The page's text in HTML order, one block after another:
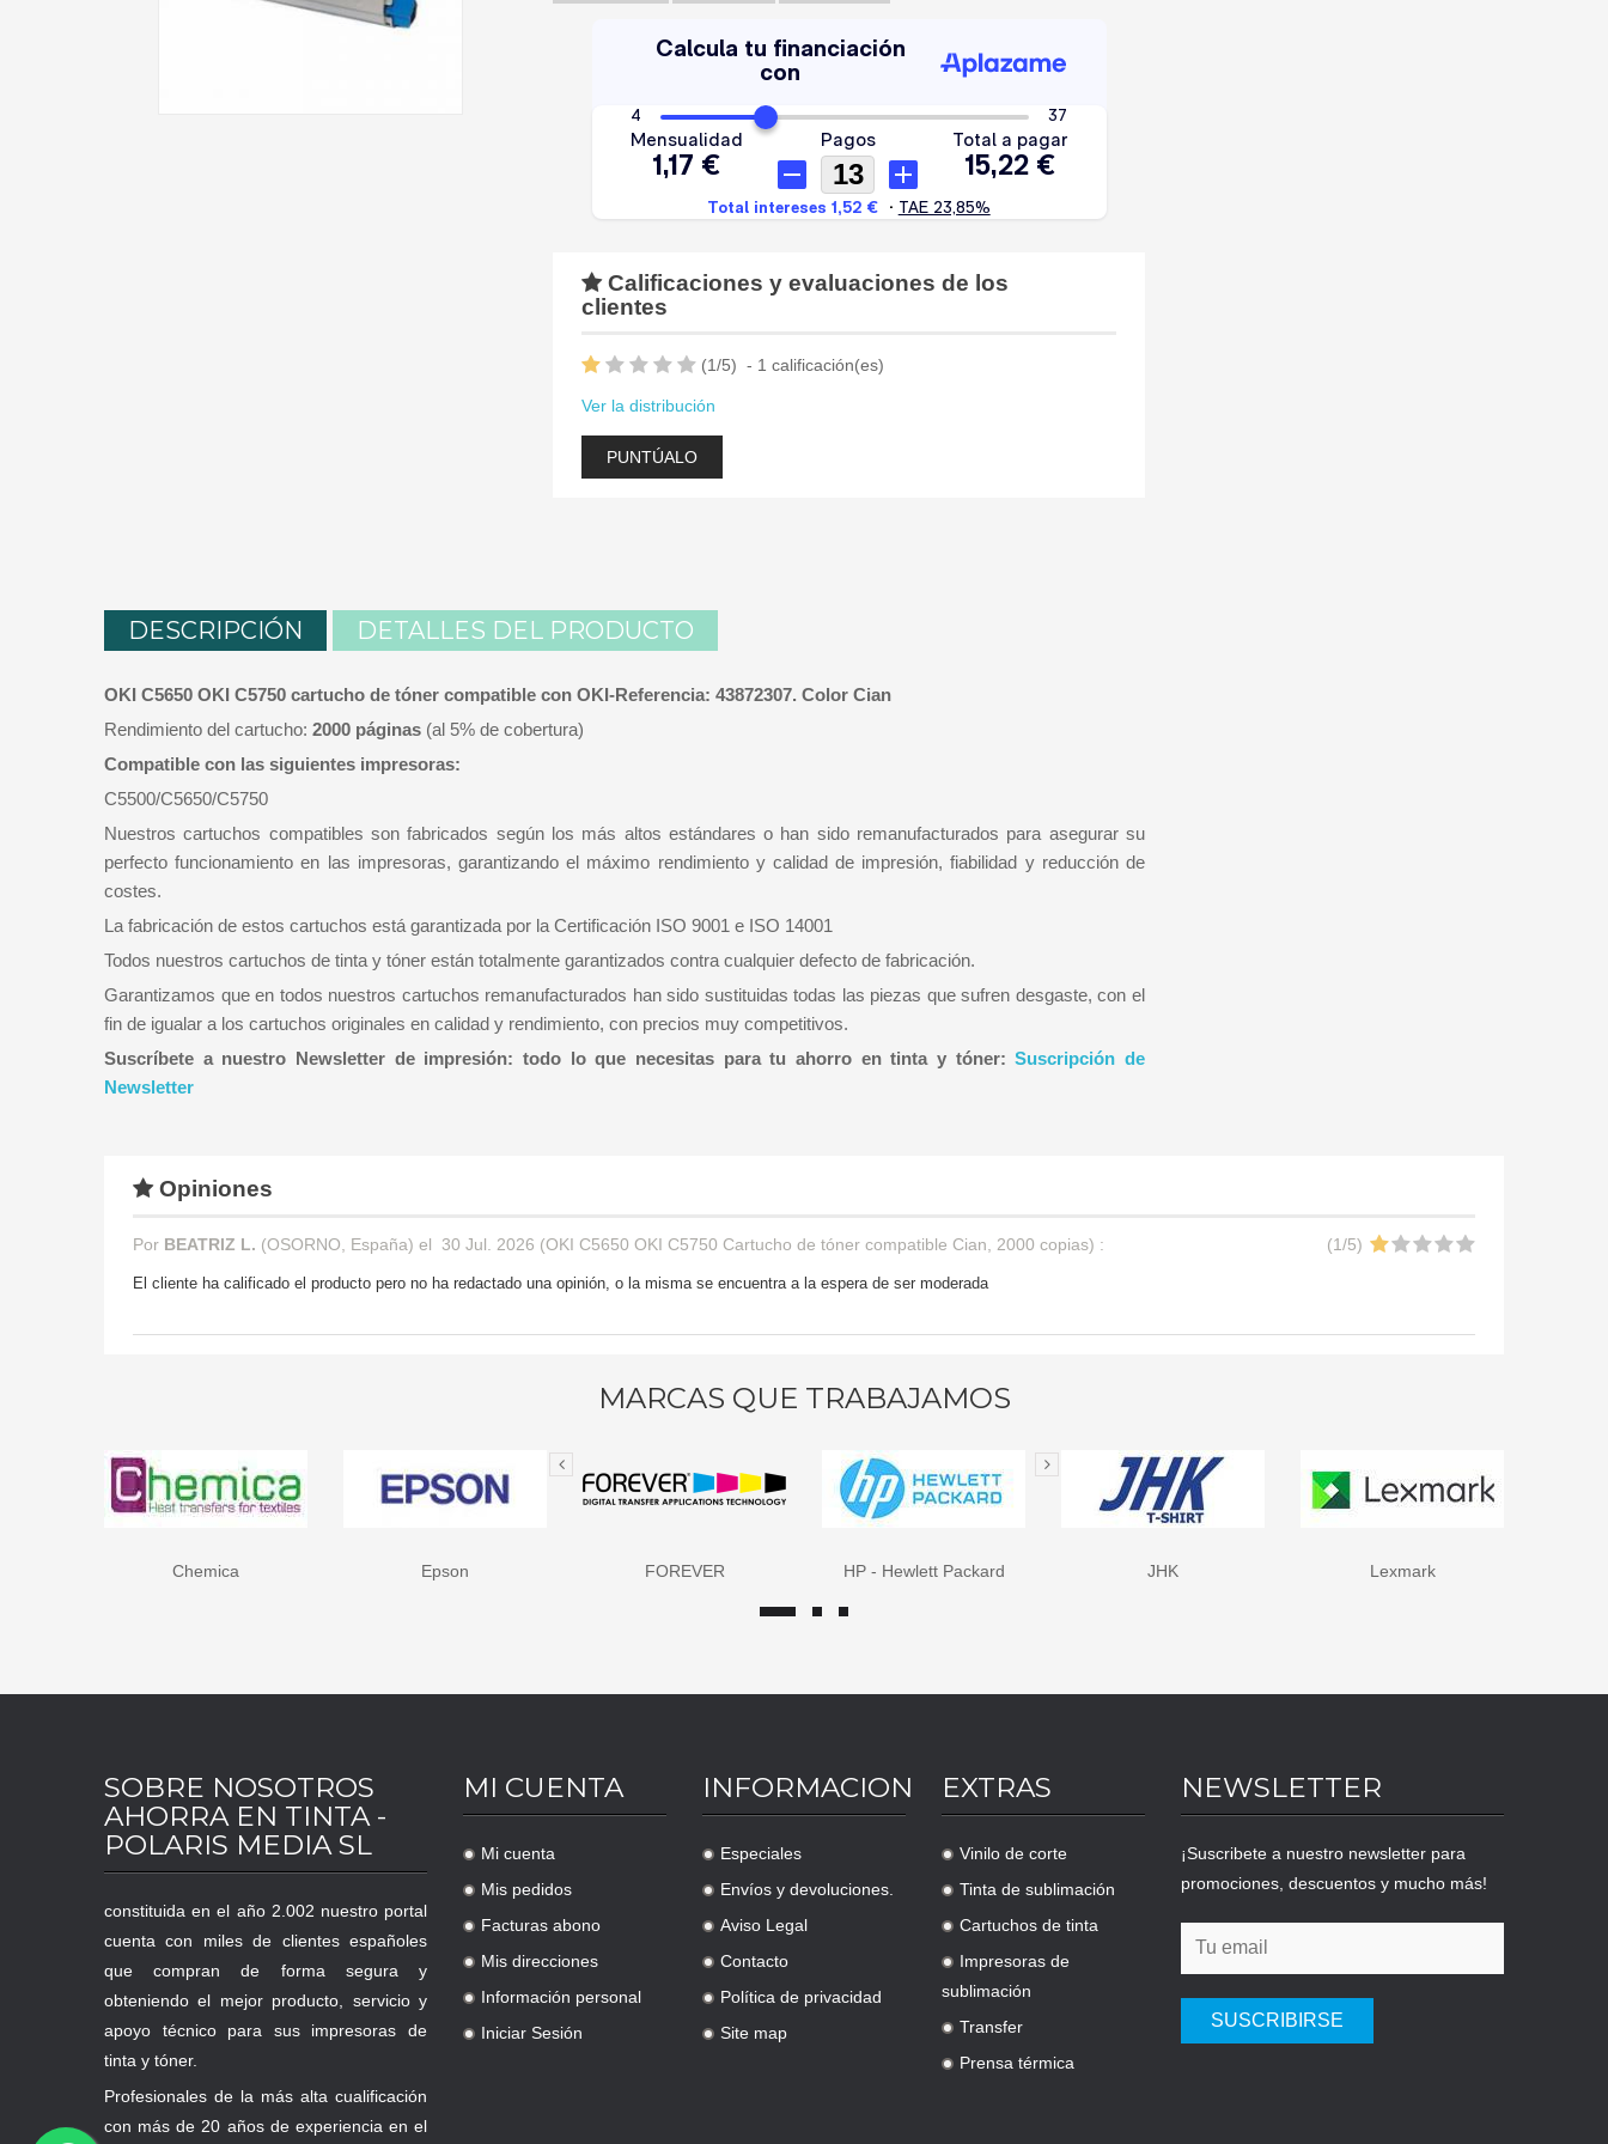
Calificaciones y evaluaciones de los
clientes
(1/5) - 1 calificación(es)
Ver la distribución
PUNTÚALO
DESCRIPCIÓN DETALLES DEL PRODUCTO
OKI C5650 OKI C5750 cartucho de tóner compatible con OKI-Referencia: 43872307. Color Cian
Rendimiento del cartucho: 2000 páginas (al 5% de cobertura)
Compatible con las siguientes impresoras:
C5500/C5650/C5750
Nuestros cartuchos compatibles son fabricados según los más altos estándares o han sido remanufacturados para asegurar su
perfecto funcionamiento en las impresoras, garantizando el máximo rendimiento y calidad de impresión, fiabilidad y reducción de
costes.
La fabricación de estos cartuchos está garantizada por la Certificación ISO 9001 e ISO 14001
Todos nuestros cartuchos de tinta y tóner están totalmente garantizados contra cualquier defecto de fabricación.
Garantizamos que en todos nuestros cartuchos remanufacturados han sido sustituidas todas las piezas que sufren desgaste, con el
fin de igualar a los cartuchos originales en calidad y rendimiento, con precios muy competitivos.
Suscríbete a nuestro Newsletter de impresión: todo lo que necesitas para tu ahorro en tinta y tóner:Suscripción de
Newsletter
Opiniones
Por BEATRIZ L. (OSORNO, España) el 30 Jul. 2026 (OKI C5650 OKI C5750 Cartucho de tóner compatible Cian, 2000 copias) : (1/5)
El cliente ha calificado el producto pero no ha redactado una opinión, o la misma se encuentra a la espera de ser moderada
MARCAS QUE TRABAJAMOS
Chemica Epson FOREVER HP - Hewlett Packard JHK Lexmark
SOBRE NOSOTROS
AHORRA EN TINTA -
POLARIS MEDIA SL
constituida en el año 2.002 nuestro portal
cuenta con miles de clientes españoles
que compran de forma segura y
obteniendo el mejor producto, servicio y
apoyo técnico para sus impresoras de
tinta y tóner.
Profesionales de la más alta cualificación
con más de 20 años de experiencia en el
MI CUENTA
.
Mi cuenta
.
Mis pedidos
.
Facturas abono
.
Mis direcciones
.
Información personal
.
Iniciar Sesión
INFORMACION
.
Especiales
.
Envíos y devoluciones.
.
Aviso Legal
.
Contacto
.
Política de privacidad
.
Site map
EXTRAS
.
Vinilo de corte
.
Tinta de sublimación
.
Cartuchos de tinta
.
Impresoras de
sublimación
.
Transfer
.
Prensa térmica
NEWSLETTER
¡Suscribete a nuestro newsletter para
promociones, descuentos y mucho más!
SUSCRIBIRSE